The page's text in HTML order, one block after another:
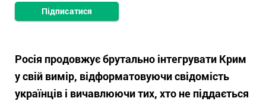
Підписатися
Росія продовжує брутально інтегрувати Крим
у свій вимір, відформатовуючи свідомість
українців і вичавлюючи тих, хто не піддається